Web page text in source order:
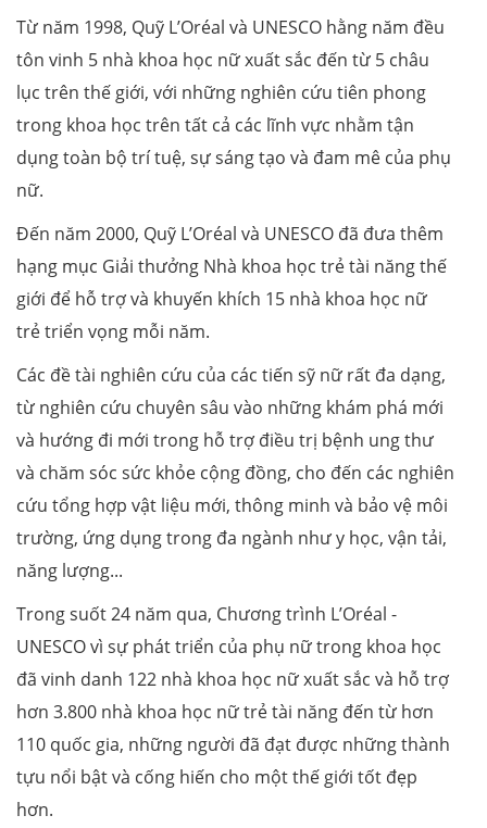
Từ năm 1998, Quỹ L’Oréal và UNESCO hằng năm đều
tôn vinh 5 nhà khoa học nữ xuất sắc đến từ 5 châu
lục trên thế giới, với những nghiên cứu tiên phong
trong khoa học trên tất cả các lĩnh vực nhằm tận
dụng toàn bộ trí tuệ, sự sáng tạo và đam mê của phụ
nữ.
Đến năm 2000, Quỹ L’Oréal và UNESCO đã đưa thêm
hạng mục Giải thưởng Nhà khoa học trẻ tài năng thế
giới để hỗ trợ và khuyến khích 15 nhà khoa học nữ
trẻ triển vọng mỗi năm.
Các đề tài nghiên cứu của các tiến sỹ nữ rất đa dạng,
từ nghiên cứu chuyên sâu vào những khám phá mới
và hướng đi mới trong hỗ trợ điều trị bệnh ung thư
và chăm sóc sức khỏe cộng đồng, cho đến các nghiên
cứu tổng hợp vật liệu mới, thông minh và bảo vệ môi
trường, ứng dụng trong đa ngành như y học, vận tải,
năng lượng...
Trong suốt 24 năm qua, Chương trình L’Oréal -
UNESCO vì sự phát triển của phụ nữ trong khoa học
đã vinh danh 122 nhà khoa học nữ xuất sắc và hỗ trợ
hơn 3.800 nhà khoa học nữ trẻ tài năng đến từ hơn
110 quốc gia, những người đã đạt được những thành
tựu nổi bật và cống hiến cho một thế giới tốt đẹp
hơn.